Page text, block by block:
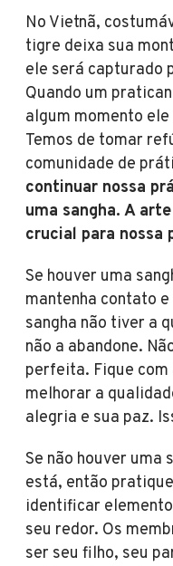
No Vietnã,
tigre deixa sua
ele será capturado
Quando um
algum momento
Temos de tomar
comunidade de
continuar nossa
uma sangha. A
crucial para nossa
Se houver uma
mantenha contato
sangha não tiver a
não a abandone.
perfeita. Fique com
melhorar a
alegria e sua paz.
Se não houver uma
está, então
identificar
seu redor. Os
ser seu filho, seu